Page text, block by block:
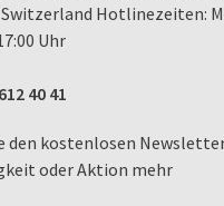
Hotlinezeiten:
Uhr
40 41
den kostenlosen
oder Aktion mehr